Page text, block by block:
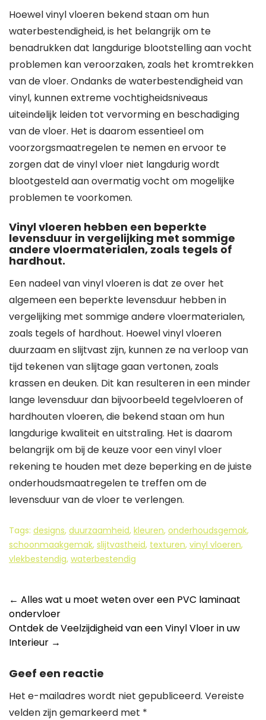
Hoewel vinyl vloeren bekend staan om hun
waterbestendigheid, is het belangrijk om te
benadrukken dat langdurige blootstelling aan vocht
problemen kan veroorzaken, zoals het kromtrekken
van de vloer. Ondanks de waterbestendigheid van
vinyl, kunnen extreme vochtigheidsniveaus
uiteindelijk leiden tot vervorming en beschadiging
van de vloer. Het is daarom essentieel om
voorzorgsmaatregelen te nemen en ervoor te
zorgen dat de vinyl vloer niet langdurig wordt
blootgesteld aan overmatig vocht om mogelijke
problemen te voorkomen.
Vinyl vloeren hebben een beperkte
levensduur in vergelijking met sommige
andere vloermaterialen, zoals tegels of
hardhout.
Een nadeel van vinyl vloeren is dat ze over het
algemeen een beperkte levensduur hebben in
vergelijking met sommige andere vloermaterialen,
zoals tegels of hardhout. Hoewel vinyl vloeren
duurzaam en slijtvast zijn, kunnen ze na verloop van
tijd tekenen van slijtage gaan vertonen, zoals
krassen en deuken. Dit kan resulteren in een minder
lange levensduur dan bijvoorbeeld tegelvloeren of
hardhouten vloeren, die bekend staan om hun
langdurige kwaliteit en uitstraling. Het is daarom
belangrijk om bij de keuze voor een vinyl vloer
rekening te houden met deze beperking en de juiste
onderhoudsmaatregelen te treffen om de
levensduur van de vloer te verlengen.
Tags: designs, duurzaamheid, kleuren, onderhoudsgemak,
schoonmaakgemak, slijtvastheid, texturen, vinyl vloeren,
vlekbestendig, waterbestendig
Berichtnavigatie
← Alles wat u moet weten over een PVC laminaat
ondervloer
Ontdek de Veelzijdigheid van een Vinyl Vloer in uw
Interieur →
Geef een reactie
Het e-mailadres wordt niet gepubliceerd. Vereiste
velden zijn gemarkeerd met *